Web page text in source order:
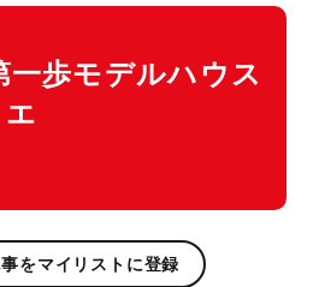
一歩モデルハウス
をマイリストに登録